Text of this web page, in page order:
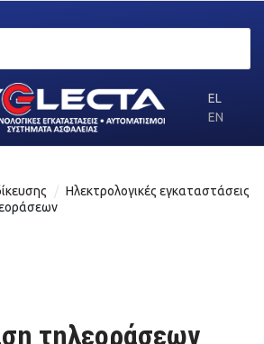
EL
EN
Ηλεκτρολογικές εγκαταστάσεις
τηλεοράσεων